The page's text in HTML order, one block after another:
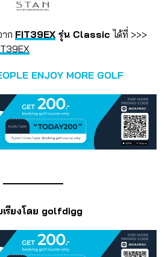
ก FIT39EXรุ่น Classicได้ที่ >>>
ENJOY MORE GOLF
เรียงโดย golfdigg